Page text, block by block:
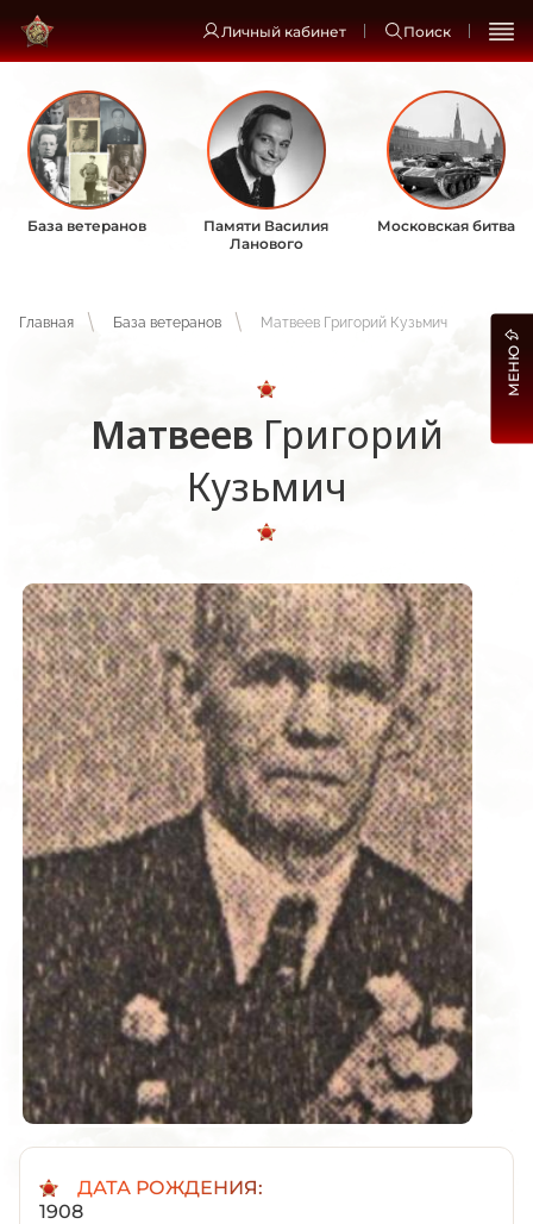
Личный кабинет Поиск
База ветеранов
Памяти Василия
Ланового
Московская битва
Главная База ветеранов Матвеев Григорий Кузьмич
Матвеев Григорий
Кузьмич
ДАТА РОЖДЕНИЯ:
1908
МЕНЮ